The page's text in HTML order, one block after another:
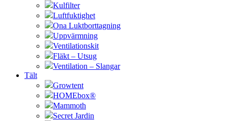
Kulfilter
Luftfuktighet
Ona Luktborttagning
Uppvärmning
Ventilationskit
Fläkt – Utsug
Ventilation – Slangar
Tält
Growtent
HOMEbox®
Mammoth
Secret Jardin